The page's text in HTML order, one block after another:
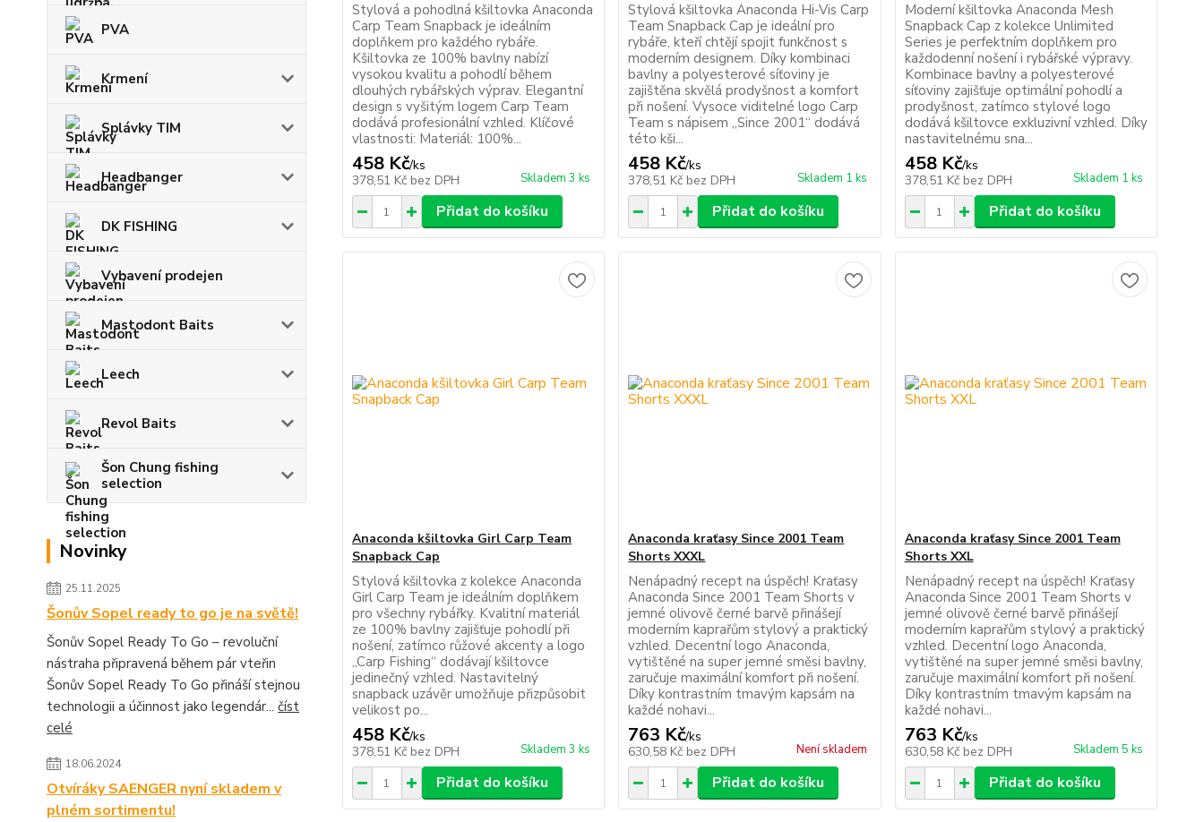
PVA
Krmení
Splávky TIM
Headbanger
DK FISHING
Vybavení prodejen
Mastodont Baits
Leech
Revol Baits
Šon Chung fishing
selection
Novinky
25.11.2025
Šonův Sopel ready to go je na světě!
Šonův Sopel Ready To Go – revoluční
nástraha připravená během pár vteřin
Šonův Sopel Ready To Go přináší stejnou
technologii a účinnost jako legendár... číst
celé
18.06.2024
Otvíráky SAENGER nyní skladem v
plném sortimentu!
Stylová a pohodlná kšiltovka Anaconda
Carp Team Snapback je ideálním
doplňkem pro každého rybáře.
Kšiltovka ze 100% bavlny nabízí
vysokou kvalitu a pohodlí během
dlouhých rybářských výprav. Elegantní
design s vyšitým logem Carp Team
dodává profesionální vzhled. Klíčové
vlastnosti: Materiál: 100%...
458 Kč/ks
378,51 Kč bez DPH Skladem 3 ks
Přidat do košíku
Stylová kšiltovka Anaconda Hi-Vis Carp
Team Snapback Cap je ideální pro
rybáře, kteří chtějí spojit funkčnost s
moderním designem. Díky kombinaci
bavlny a polyesterové síťoviny je
zajištěna skvělá prodyšnost a komfort
při nošení. Vysoce viditelné logo Carp
Team s nápisem „Since 2001“ dodává
této kši...
458 Kč/ks
378,51 Kč bez DPH Skladem 1 ks
Přidat do košíku
Moderní kšiltovka Anaconda Mesh
Snapback Cap z kolekce Unlimited
Series je perfektním doplňkem pro
každodenní nošení i rybářské výpravy.
Kombinace bavlny a polyesterové
síťoviny zajišťuje optimální pohodlí a
prodyšnost, zatímco stylové logo
dodává kšiltovce exkluzivní vzhled. Díky
nastavitelnému sna...
458 Kč/ks
378,51 Kč bez DPH Skladem 1 ks
Přidat do košíku
Anaconda kšiltovka Girl Carp Team
Snapback Cap
Stylová kšiltovka z kolekce Anaconda
Girl Carp Team je ideálním doplňkem
pro všechny rybářky. Kvalitní materiál
ze 100% bavlny zajišťuje pohodlí při
nošení, zatímco růžové akcenty a logo
„Carp Fishing“ dodávají kšiltovce
jedinečný vzhled. Nastavitelný
snapback uzávěr umožňuje přizpůsobit
velikost po...
458 Kč/ks
378,51 Kč bez DPH Skladem 3 ks
Přidat do košíku
Anaconda kraťasy Since 2001 Team
Shorts XXXL
Nenápadný recept na úspěch! Kraťasy
Anaconda Since 2001 Team Shorts v
jemné olivově černé barvě přinášejí
moderním kaprařům stylový a praktický
vzhled. Decentní logo Anaconda,
vytištěné na super jemné směsi bavlny,
zaručuje maximální komfort při nošení.
Díky kontrastním tmavým kapsám na
každé nohavi...
763 Kč/ks
630,58 Kč bez DPH Není skladem
Přidat do košíku
Anaconda kraťasy Since 2001 Team
Shorts XXL
Nenápadný recept na úspěch! Kraťasy
Anaconda Since 2001 Team Shorts v
jemné olivově černé barvě přinášejí
moderním kaprařům stylový a praktický
vzhled. Decentní logo Anaconda,
vytištěné na super jemné směsi bavlny,
zaručuje maximální komfort při nošení.
Díky kontrastním tmavým kapsám na
každé nohavi...
763 Kč/ks
630,58 Kč bez DPH Skladem 5 ks
Přidat do košíku